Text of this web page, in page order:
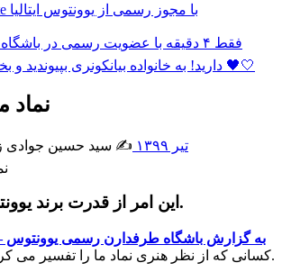
با مجوز رسمی از یوونتوس ایتالیا
دارید! به خانواده بیانکونری بپیوندید و بخشی از افتخار باشید 🖤🤍
نماد
۲۶ تیر ۱۳۹۹ ✍️ سید حسین جوادی
این امر از قدرت برند یوونتوس به وجود آمد.
به گزارش باشگاه طرفدارن رسمی یوونتوس
کسانی که از نظر هنری نماد ما را تفسیر می کردند، الگوبرداری شد.